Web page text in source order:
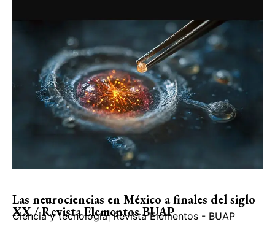
Las neurociencias en México a finales del siglo
XX / Revista Elementos BUAP
Ciencia y tecnología| Revista Elementos - BUAP